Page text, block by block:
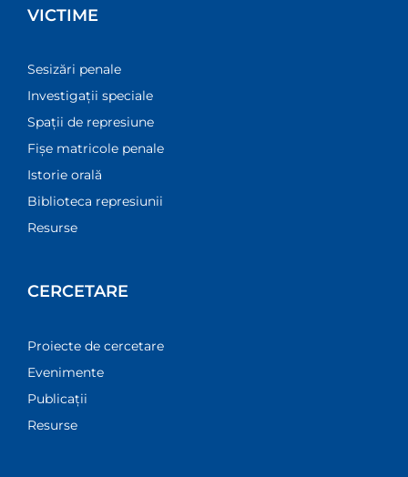
VICTIME
Sesizări penale
Investigații speciale
Spații de represiune
Fișe matricole penale
Istorie orală
Biblioteca represiunii
Resurse
CERCETARE
Proiecte de cercetare
Evenimente
Publicații
Resurse